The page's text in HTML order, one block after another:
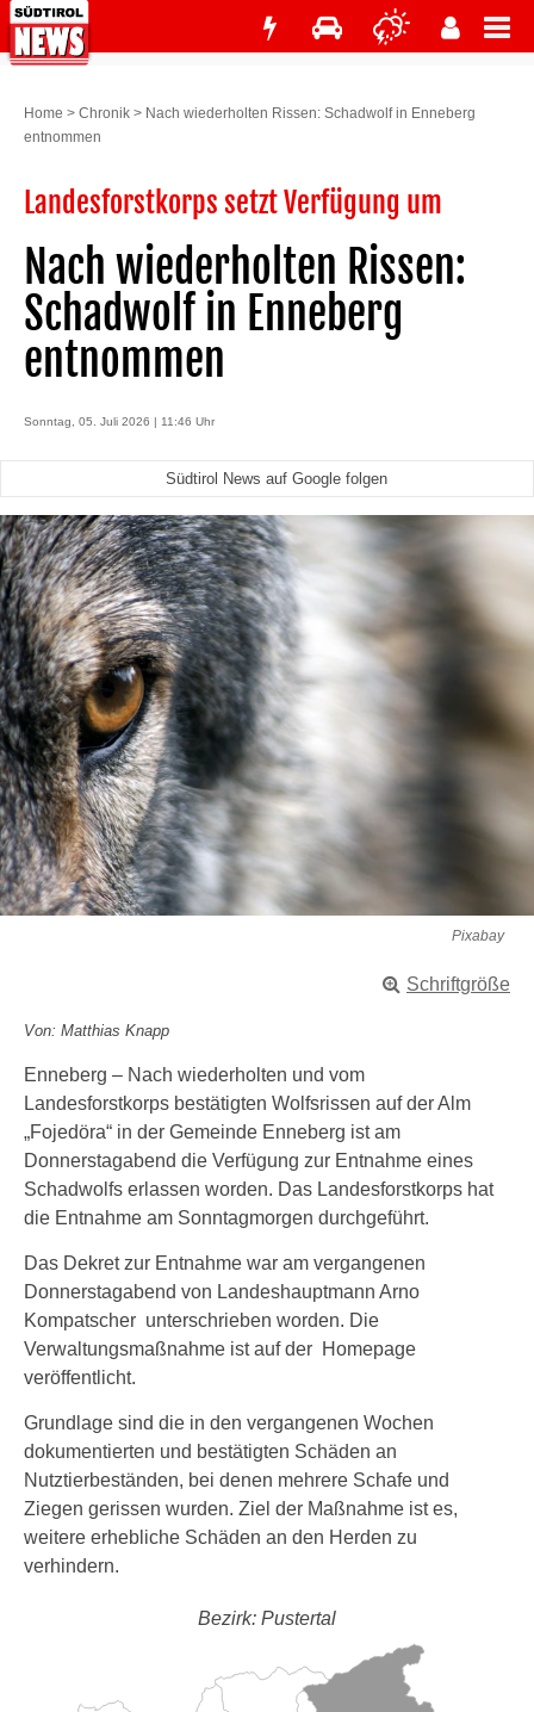
Home > Chronik > Nach wiederholten Rissen: Schadwolf in Enneberg
entnommen
Landesforstkorps setzt Verfügung um
Nach wiederholten Rissen:
Schadwolf in Enneberg
entnommen
Sonntag, 05. Juli 2026 | 11:46 Uhr
Südtirol News auf Google folgen
Pixabay
Schriftgröße
Von: Matthias Knapp
Enneberg – Nach wiederholten und vom
Landesforstkorps bestätigten Wolfsrissen auf der Alm
„Fojedöra“ in der Gemeinde Enneberg ist am
Donnerstagabend die Verfügung zur Entnahme eines
Schadwolfs erlassen worden. Das Landesforstkorps hat
die Entnahme am Sonntagmorgen durchgeführt.
Das Dekret zur Entnahme war am vergangenen
Donnerstagabend von Landeshauptmann Arno
Kompatscher unterschrieben worden. Die
Verwaltungsmaßnahme ist auf der Homepage
veröffentlicht.
Grundlage sind die in den vergangenen Wochen
dokumentierten und bestätigten Schäden an
Nutztierbeständen, bei denen mehrere Schafe und
Ziegen gerissen wurden. Ziel der Maßnahme ist es,
weitere erhebliche Schäden an den Herden zu
verhindern.
Bezirk: Pustertal